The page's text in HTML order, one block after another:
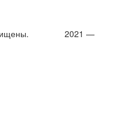
защищены. 2021 —